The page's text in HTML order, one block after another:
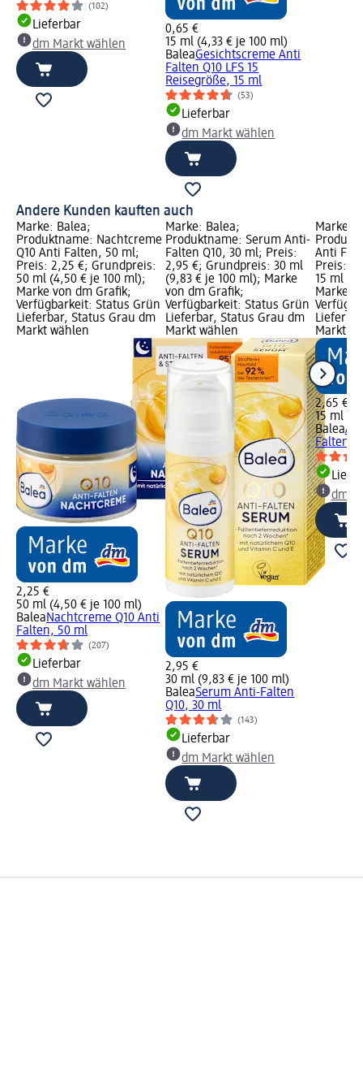
(102)
Lieferbar
dm Markt wählen
0,65 €
15 ml (4,33 € je 100 ml)
BaleaGesichtscreme Anti
Falten Q10 LFS 15
Reisegröße, 15 ml
(53)
Lieferbar
dm Markt wählen
Andere Kunden kauften auch
Marke: Balea;
Produktname: Nachtcreme
Q10 Anti Falten, 50 ml;
Preis: 2,25 €; Grundpreis:
50 ml (4,50 € je 100 ml);
Marke von dm Grafik;
Verfügbarkeit: Status Grün
Lieferbar, Status Grau dm
Markt wählen
2,25 €
50 ml (4,50 € je 100 ml)
BaleaNachtcreme Q10 Anti
Falten, 50 ml
(207)
Lieferbar
dm Markt wählen
Marke: Balea;
Produktname: Serum Anti-
Falten Q10, 30 ml; Preis:
2,95 €; Grundpreis: 30 ml
(9,83 € je 100 ml); Marke
von dm Grafik;
Verfügbarkeit: Status Grün
Lieferbar, Status Grau dm
Markt wählen
2,95 €
30 ml (9,83 € je 100 ml)
BaleaSerum Anti-Falten
Q10, 30 ml
(143)
Lieferbar
dm Markt wählen
Marke:
Anti
Preis:
15 ml
Marke
Markt
2,65 €
15 ml
Balea
Falten
dm